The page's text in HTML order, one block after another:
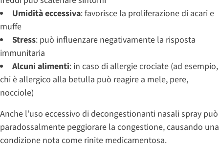
Umidità eccessiva: favorisce la proliferazione di acari e
muffe
Stress: può influenzare negativamente la risposta
immunitaria
Alcuni alimenti: in caso di allergie crociate (ad esempio,
chi è allergico alla betulla può reagire a mele, pere,
nocciole)
Anche l’uso eccessivo di decongestionanti nasali spray può
paradossalmente peggiorare la congestione, causando una
condizione nota come rinite medicamentosa.